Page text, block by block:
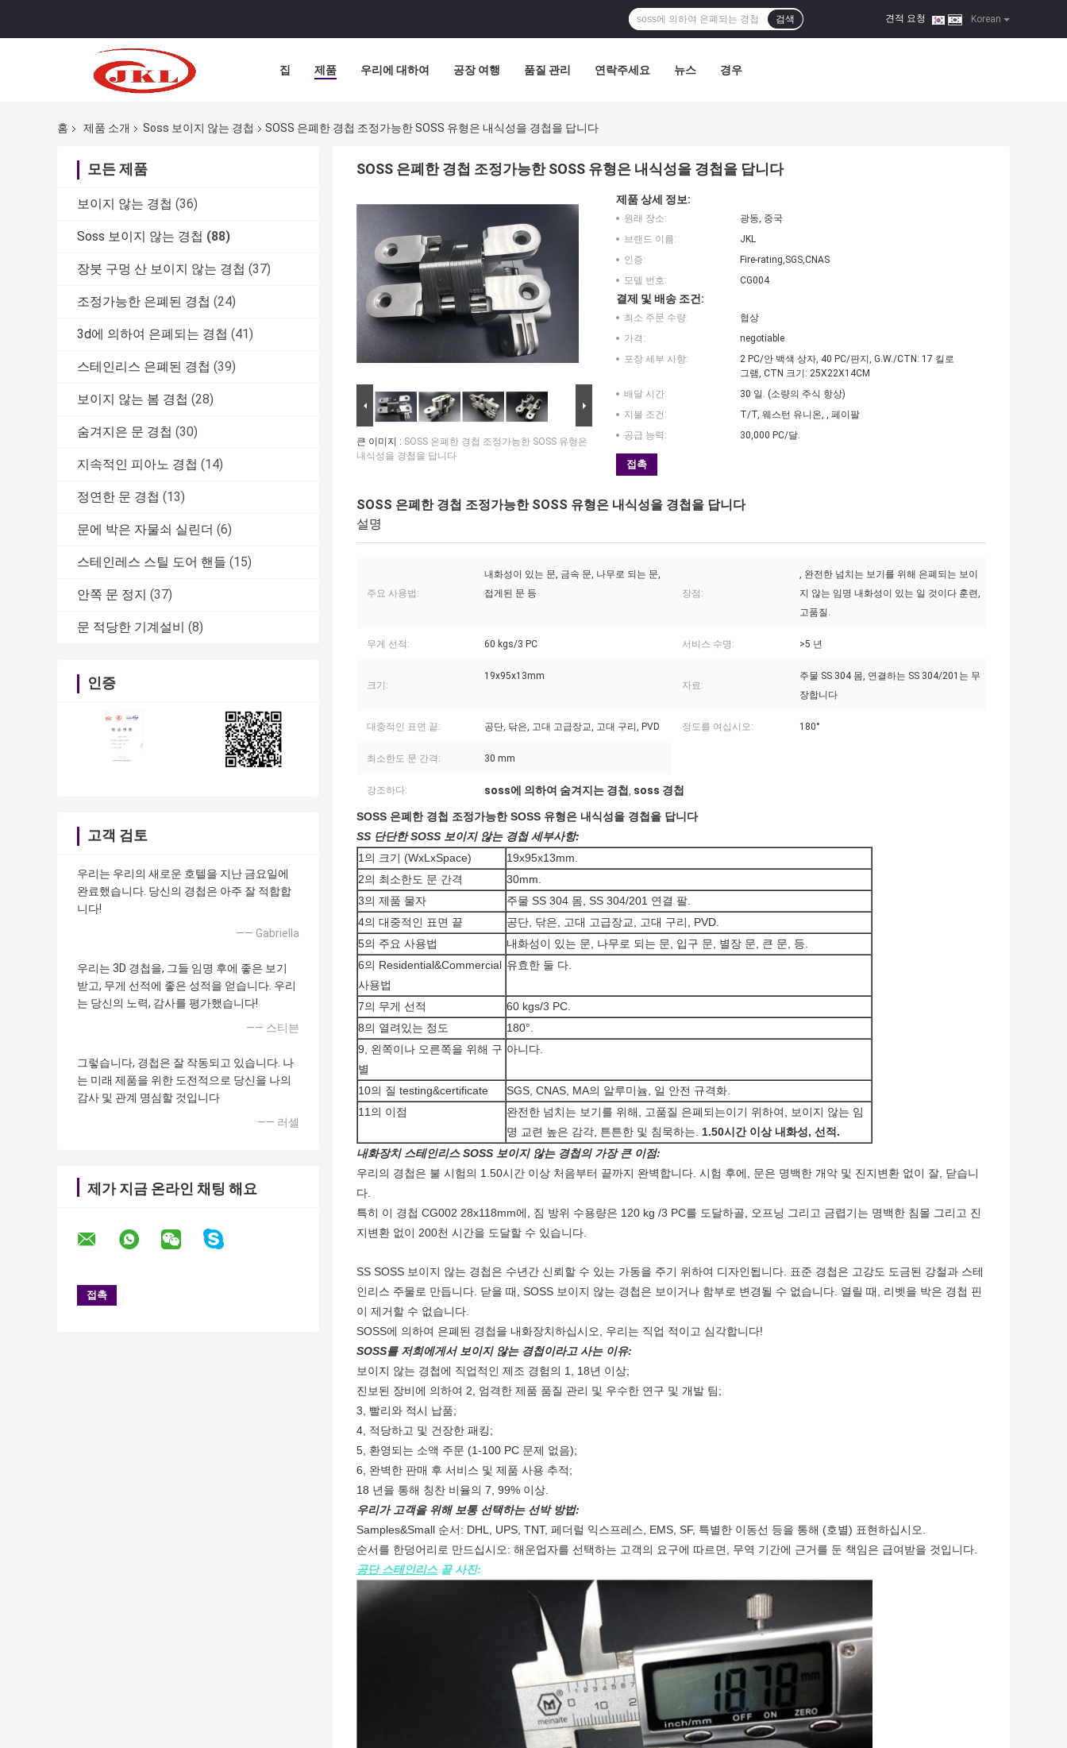
Korean
견적 요청 |
검색
집 제품 우리에 대하여 공장 여행 품질 관리 연락주세요 뉴스 경우
홈 제품 소개 Soss 보이지 않는 경첩 SOSS 은폐한 경첩 조정가능한 SOSS 유형은 내식성을 경첩을 답니다
모든 제품
보이지 않는 경첩 (36)
Soss 보이지 않는 경첩 (88)
장붓 구멍 산 보이지 않는 경첩 (37)
조정가능한 은폐된 경첩 (24)
3d에 의하여 은폐되는 경첩 (41)
스테인리스 은폐된 경첩 (39)
보이지 않는 봄 경첩 (28)
숨겨지은 문 경첩 (30)
지속적인 피아노 경첩 (14)
정연한 문 경첩 (13)
문에 박은 자물쇠 실린더 (6)
스테인레스 스틸 도어 핸들 (15)
안쪽 문 정지 (37)
문 적당한 기계설비 (8)
인증
고객 검토
우리는 우리의 새로운 호텔을 지난 금요일에
완료했습니다. 당신의 경첩은 아주 잘 적합합
니다!
—— Gabriella
우리는 3D 경첩을, 그들 임명 후에 좋은 보기
받고, 무게 선적에 좋은 성적을 얻습니다. 우리
는 당신의 노력, 감사를 평가했습니다!
—— 스티븐
그렇습니다, 경첩은 잘 작동되고 있습니다. 나
는 미래 제품을 위한 도전적으로 당신을 나의
감사 및 관계 명심할 것입니다
—— 러셀
제가 지금 온라인 채팅 해요
SOSS 은폐한 경첩 조정가능한 SOSS 유형은 내식성을 경첩을 답니다
큰 이미지 : SOSS 은폐한 경첩 조정가능한 SOSS 유형은
내식성을 경첩을 답니다
제품 상세 정보:
원래 장소:
광동, 중국
브랜드 이름:
JKL
인증:
Fire-rating,SGS,CNAS
모델 번호:
CG004
결제 및 배송 조건:
최소 주문 수량:
협상
가격:
negotiable
포장 세부 사항:
2 PC/안 백색 상자, 40 PC/판지, G.W./CTN: 17 킬로
그램, CTN 크기: 25X22X14CM
배달 시간:
30 일. (소량의 주식 항상)
지불 조건:
T/T, 웨스턴 유니온, , 페이팔
공급 능력:
30,000 PC/달.
접촉
SOSS 은폐한 경첩 조정가능한 SOSS 유형은 내식성을 경첩을 답니다
설명
주요 사용법:
내화성이 있는 문, 금속 문, 나무로 되는 문,
접게된 문 등
장점:
, 완전한 넘치는 보기를 위해 은폐되는 보이
지 않는 임명 내화성이 있는 일 것이다 훈련,
고품질.
무게 선적: 60 kgs/3 PC 서비스 수명: >5 년
크기:
19x95x13mm
자료:
주물 SS 304 몸, 연결하는 SS 304/201는 무
장합니다
대중적인 표면 끝: 공단, 닦은, 고대 고급장교, 고대 구리, PVD 정도를 여십시오: 180°
최소한도 문 간격: 30 mm
강조하다: soss에 의하여 숨겨지는 경첩 , soss 경첩
SOSS 은폐한 경첩 조정가능한 SOSS 유형은 내식성을 경첩을 답니다
SS 단단한 SOSS 보이지 않는 경첩 세부사항:
1의 크기 (WxLxSpace)
19x95x13mm.
2의 최소한도 문 간격
30mm.
3의 제품 물자
주물 SS 304 몸, SS 304/201 연결 팔.
4의 대중적인 표면 끝
공단, 닦은, 고대 고급장교, 고대 구리, PVD.
5의 주요 사용법
내화성이 있는 문, 나무로 되는 문, 입구 문, 별장 문, 큰 문, 등.
6의 Residential&Commercial
사용법
유효한 둘 다.
7의 무게 선적
60 kgs/3 PC.
8의 열려있는 정도
180°.
9, 왼쪽이나 오른쪽을 위해 구
별
아니다.
10의 질 testing&certificate
SGS, CNAS, MA의 알루미늄, 일 안전 규격화.
11의 이점
완전한 넘치는 보기를 위해, 고품질 은폐되는이기 위하여, 보이지 않는 임
명 교련 높은 감각, 튼튼한 및 침묵하는. 1.50시간 이상 내화성, 선적.
내화장치 스테인리스 SOSS 보이지 않는 경첩의 가장 큰 이점:
우리의 경첩은 불 시험의 1.50시간 이상 처음부터 끝까지 완벽합니다. 시험 후에, 문은 명백한 개악 및 진지변환 없이 잘, 닫습니
다.
특히 이 경첩 CG002 28x118mm에, 짐 방위 수용량은 120 kg /3 PC를 도달하골, 오프닝 그리고 금렵기는 명백한 침몰 그리고 진
지변환 없이 200천 시간을 도달할 수 있습니다.
SS SOSS 보이지 않는 경첩은 수년간 신뢰할 수 있는 가동을 주기 위하여 디자인됩니다. 표준 경첩은 고강도 도금된 강철과 스테
인리스 주물로 만듭니다. 닫을 때, SOSS 보이지 않는 경첩은 보이거나 함부로 변경될 수 없습니다. 열릴 때, 리벳을 박은 경첩 핀
이 제거할 수 없습니다.
SOSS에 의하여 은폐된 경첩을 내화장치하십시오, 우리는 직업 적이고 심각합니다!
SOSS를 저희에게서 보이지 않는 경첩이라고 사는 이유:
보이지 않는 경첩에 직업적인 제조 경험의 1, 18년 이상;
진보된 장비에 의하여 2, 엄격한 제품 품질 관리 및 우수한 연구 및 개발 팀;
3, 빨리와 적시 납품;
4, 적당하고 및 건장한 패킹;
5, 환영되는 소액 주문 (1-100 PC 문제 없음);
6, 완벽한 판매 후 서비스 및 제품 사용 추적;
18 년을 통해 칭찬 비율의 7, 99% 이상.
우리가 고객을 위해 보통 선택하는 선박 방법:
Samples&Small 순서: DHL, UPS, TNT, 페더럴 익스프레스, EMS, SF, 특별한 이동선 등을 통해 (호별) 표현하십시오.
순서를 한덩어리로 만드십시오: 해운업자를 선택하는 고객의 요구에 따르면, 무역 기간에 근거를 둔 책임은 급여받을 것입니다.
공단 스테인리스끝 사진: